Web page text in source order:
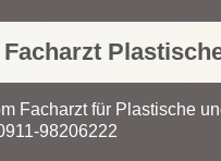
Facharzt für Plastische
98206222